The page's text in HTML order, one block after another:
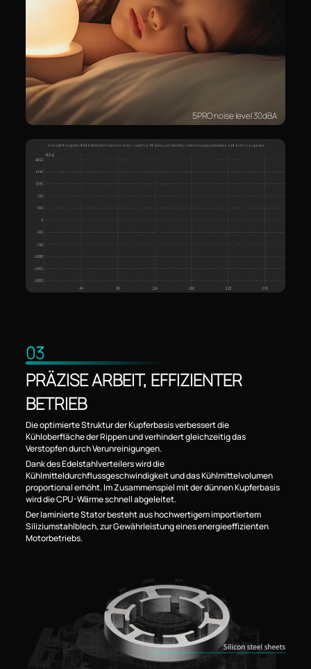
5PRO noise level 30dBA
03
PRÄZISE ARBEIT, EFFIZIENTER
BETRIEB
Die optimierte Struktur der Kupferbasis verbessert die
Kühloberfläche der Rippen und verhindert gleichzeitig das
Verstopfen durch Verunreinigungen.
Dank des Edelstahlverteilers wird die
Kühlmitteldurchflussgeschwindigkeit und das Kühlmittelvolumen
proportional erhöht. Im Zusammenspiel mit der dünnen Kupferbasis
wird die CPU-Wärme schnell abgeleitet.
Der laminierte Stator besteht aus hochwertigem importiertem
Siliziumstahlblech, zur Gewährleistung eines energieeffizienten
Motorbetriebs.